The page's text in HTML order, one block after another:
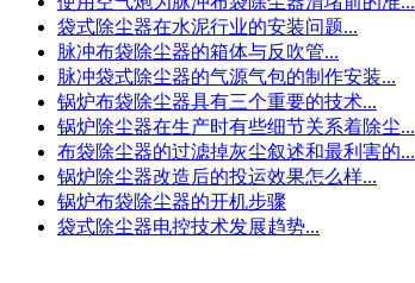
袋式除尘器在水泥行业的安装问题...
脉冲布袋除尘器的箱体与反吹管...
脉冲袋式除尘器的气源气包的制作安装...
锅炉布袋除尘器具有三个重要的技术...
锅炉除尘器在生产时有些细节关系着除尘...
布袋除尘器的过滤掉灰尘叙述和最利害的...
锅炉除尘器改造后的投运效果怎么样...
锅炉布袋除尘器的开机步骤
袋式除尘器电控技术发展趋势...